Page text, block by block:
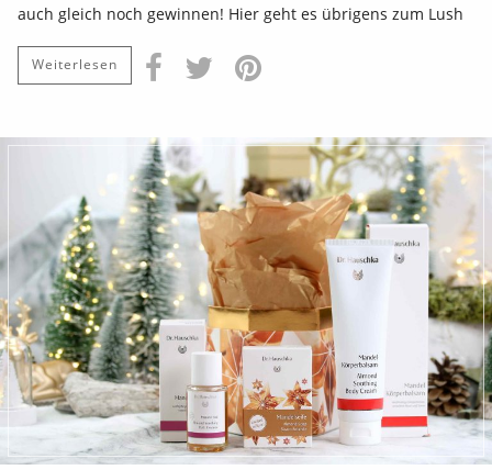
auch gleich noch gewinnen! Hier geht es übrigens zum Lush
Weiterlesen